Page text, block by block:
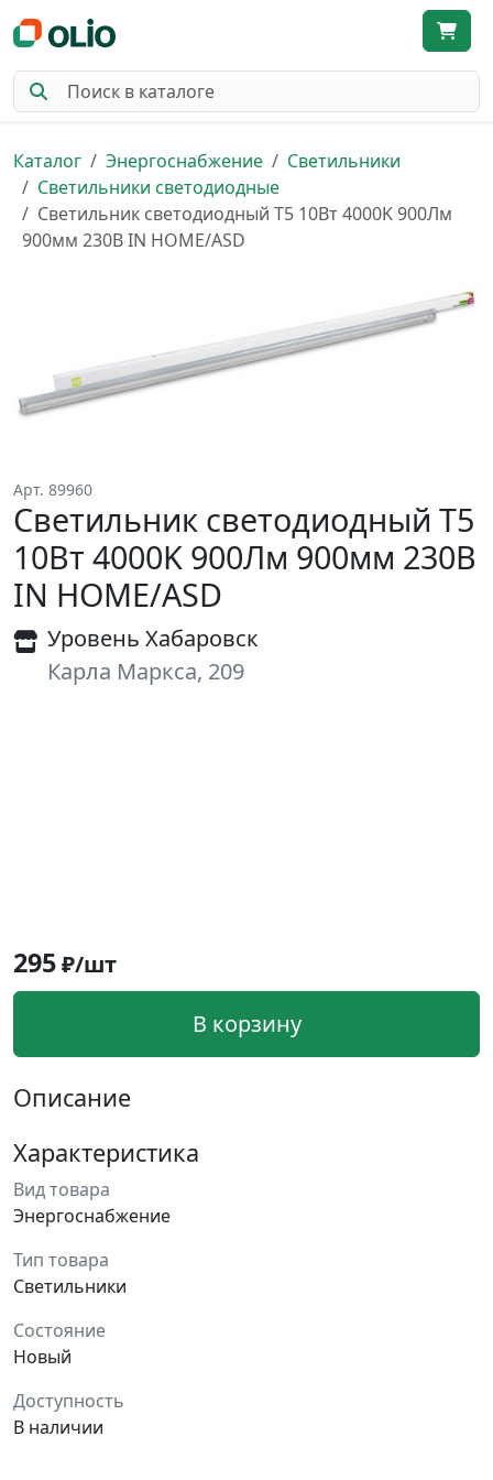
Каталог Энергоснабжение
Светильники
Светильники светодиодные
Светильник светодиодный Т5 10Вт 4000K 900Лм
900мм 230В IN HOME/ASD
Арт. 89960
Светильник светодиодный Т5
10Вт 4000K 900Лм 900мм 230В
IN HOME/ASD
Уровень Хабаровск
Карла Маркса, 209
295₽/шт
В корзину
Описание
Характеристика
Вид товара
Энергоснабжение
Тип товара
Светильники
Состояние
Новый
Доступность
В наличии